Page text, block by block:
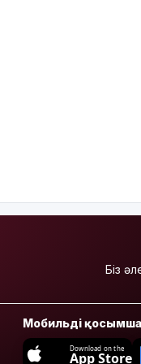
Біз
Мобильді
Download on the
App Store